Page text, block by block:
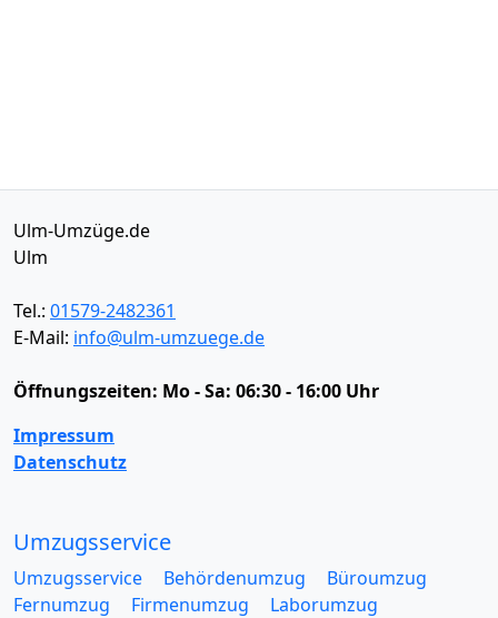
Ulm-Umzüge.de
Ulm
Tel.: 01579-2482361
E-Mail: info@ulm-umzuege.de
Öffnungszeiten: Mo - Sa: 06:30 - 16:00 Uhr
Impressum
Datenschutz
Umzugsservice
Umzugsservice Behördenumzug
Büroumzug
Fernumzug
Firmenumzug
Laborumzug